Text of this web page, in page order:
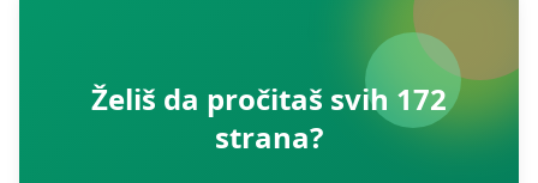
Želiš da pročitaš svih 172
strana?